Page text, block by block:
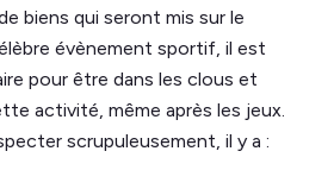
biens qui seront mis sur le
évènement sportif, il est
pour être dans les clous et
activité, même après les jeux.
scrupuleusement, il y a :